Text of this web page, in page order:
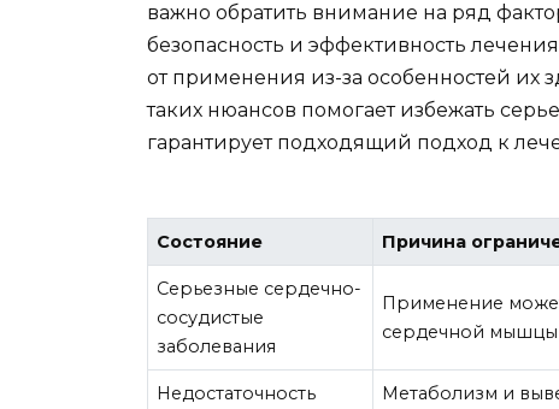
важно обратить внимание на ряд
безопасность и эффективность
от применения из-за особенностей их
таких нюансов помогает избежать
гарантирует подходящий подход к
Состояние Причина
Серьезные сердечно-
сосудистые
заболевания
Применение
сердечной мышцы
Недостаточность
Метаболизм и